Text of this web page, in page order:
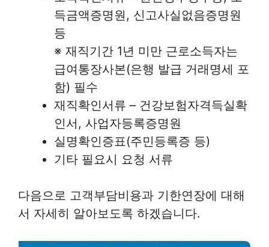
득금액증명원, 신고사실없음증명원
등
※ 재직기간 1년 미만 근로소득자는
급여통장사본(은행 발급 거래명세 포
함) 필수
재직확인서류 – 건강보험자격득실확
인서, 사업자등록증명원
실명확인증표(주민등록증 등)
기타 필요시 요청 서류
다음으로 고객부담비용과 기한연장에 대해
서 자세히 알아보도록 하겠습니다.